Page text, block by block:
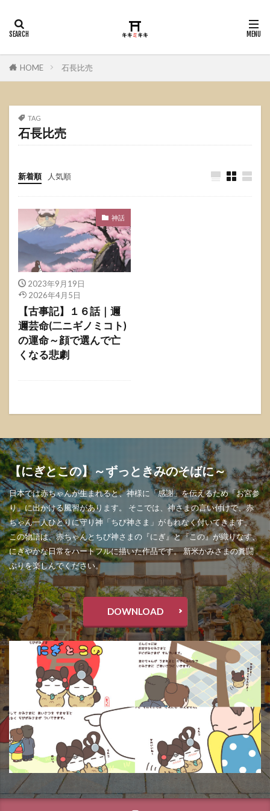
HOME 石長比売
TAG
石長比売
新着順 人気順
神話
2023年9月19日
2026年4月5日
【古事記】１６話｜邇
邇芸命(二ニギノミコト)
の運命～顔で選んで亡
くなる悲劇
【にぎとこの】～ずっときみのそばに～
日本では赤ちゃんが生まれると、神様に「感謝」を伝えるため「お宮参
り」に出かける風習があります。 そこでは、神さまの言い付けで、赤
ちゃん一人ひとりに守り神「ちび神さま」がもれなく付いてきます。
この物語は、赤ちゃんとちび神さまの『にぎ』と『この』が織りなす、
にぎやかな日常をハートフルに描いた作品です。 新米かみさまの糞闘
ぶりを楽しんでください。
DOWNLOAD